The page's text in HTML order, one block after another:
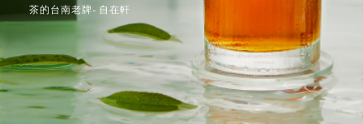
茶的台南老牌- 自在軒